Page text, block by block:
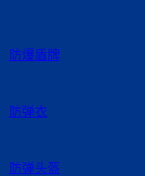
防爆盾牌
防弹衣
防弹头盔
学、同济大学等机构
同推进这一重要行业